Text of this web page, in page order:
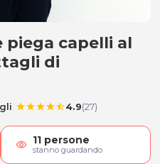
piega capelli
piega capelli al
di
starstarstarstarstar_half4.9(27)
visibility 11 persone
stanno guardando